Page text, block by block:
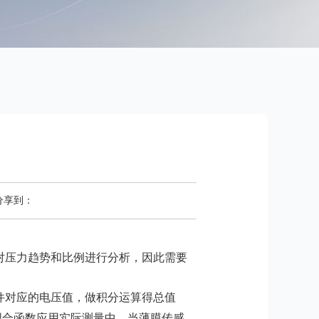
享到：
力趋势和比例进行分析，因此需要
应的电压值，做积分运算得总值